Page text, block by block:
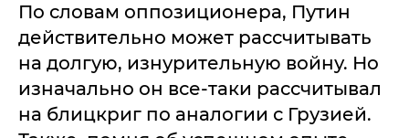
По словам оппозиционера, Путин
действительно может рассчитывать
на долгую, изнурительную войну. Но
изначально он все-таки рассчитывал
на блицкриг по аналогии с Грузией.